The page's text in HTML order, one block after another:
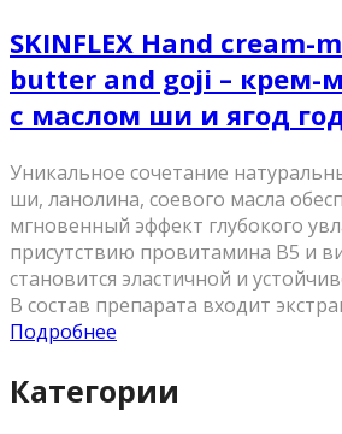
SKINFLEX Hand cream-
butter and goji – крем-
с маслом ши и ягод
Уникальное сочетание
ши, ланолина, соевого масла
мгновенный эффект глубокого
присутствию провитамина В5 и
становится эластичной и
В состав препарата входит
Подробнее
Категории